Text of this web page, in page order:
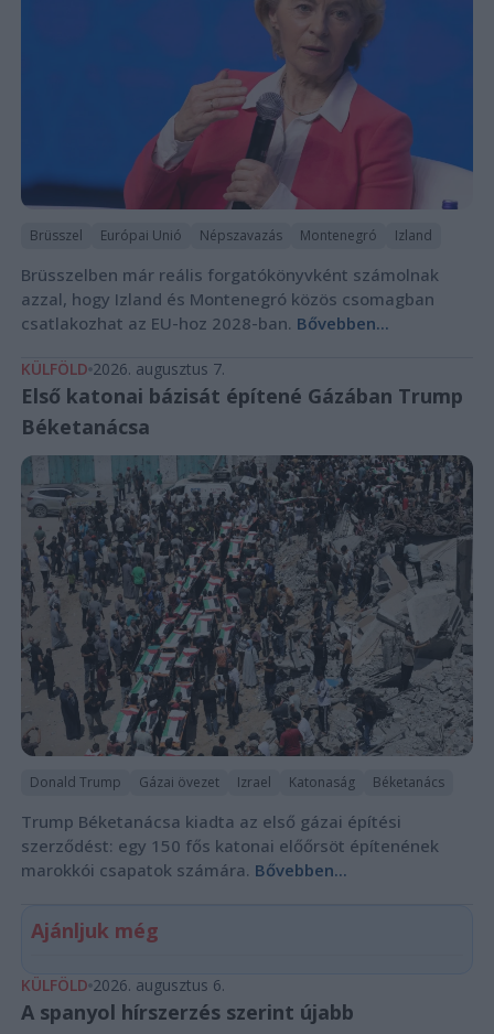
Brüsszel Európai Unió Népszavazás Montenegró Izland
Brüsszelben már reális forgatókönyvként számolnak
azzal, hogy Izland és Montenegró közös csomagban
csatlakozhat az EU-hoz 2028-ban. Bővebben...
KÜLFÖLD 2026. augusztus 7.
Első katonai bázisát építené Gázában Trump
Béketanácsa
Donald Trump Gázai övezet Izrael Katonaság Béketanács
Trump Béketanácsa kiadta az első gázai építési
szerződést: egy 150 fős katonai előőrsöt építenének
marokkói csapatok számára. Bővebben...
Ajánljuk még
KÜLFÖLD 2026. augusztus 6.
A spanyol hírszerzés szerint újabb